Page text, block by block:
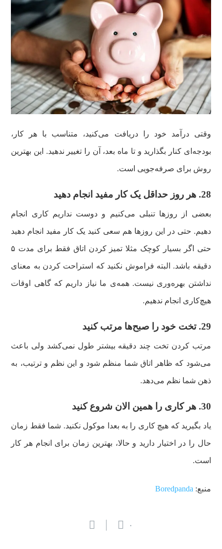
وقتی درآمد خود را دریافت می‌کنید، متناسب با هر کار،
بودجه‌ای کنار بگذارید و تا ماه بعد، آن را تغییر ندهید. این بهترین
روش برای صرفه‌جویی است.
28. هر روز حداقل یک کار مفید انجام دهید
بعضی از روزها تنبلی می‌کنیم و دوست نداریم کاری انجام
دهیم. حتی در این روزها هم سعی کنید یک کار مفید انجام دهید
حتی اگر بسیار کوچک مثلا تمیز کردن اتاق فقط برای مدت ۵
دقیقه باشد. البته فراموش نکنید که استراحت کردن به معنای
نداشتن بهره‌وری نیست. همه‌ی ما نیاز داریم که گاهی اوقات
هیچ‌کاری انجام ندهیم.
29. تخت خود را صبح‌ها مرتب کنید
مرتب کردن تخت چند دقیقه بیشتر طول نمی‌کشد ولی باعث
می‌شود که ظاهر اتاق شما منظم شود و این نظم و ترتیب، به
ذهن شما نظم می‌دهد.
30. هر کاری را همین الان شروع کنید
یاد بگیرید که هیچ کاری را به بعدا موکول نکنید. شما فقط زمان
حال را در اختیار دارید و حالا، بهترین زمان برای انجام هر کار
است.
منبع: Boredpanda
۰